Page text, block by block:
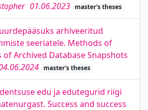
01.06.2023 master's theses
arhiveeritud
seeriatele. Methods of
of Archived Database Snapshots
master's theses
edu ja edutegurid riigi
Success and success